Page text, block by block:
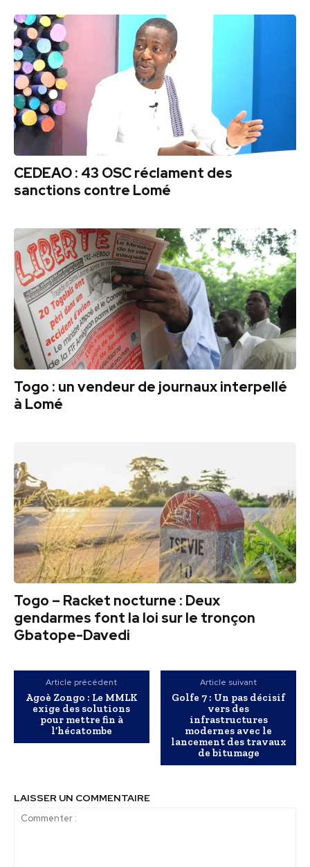
CEDEAO : 43 OSC réclament des
sanctions contre Lomé
Togo : un vendeur de journaux interpellé
à Lomé
Togo – Racket nocturne : Deux
gendarmes font la loi sur le tronçon
Gbatope-Davedi
Article précédent
Agoè Zongo : Le MMLK
exige des solutions
pour mettre fin à
l’hécatombe
Article suivant
Golfe 7 : Un pas décisif
vers des
infrastructures
modernes avec le
lancement des travaux
de bitumage
LAISSER UN COMMENTAIRE